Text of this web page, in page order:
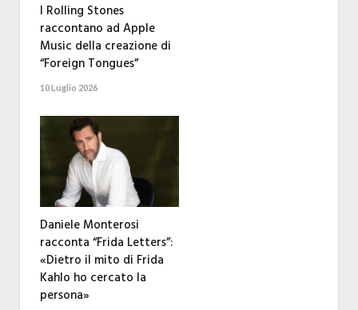
I Rolling Stones
raccontano ad Apple
Music della creazione di
“Foreign Tongues”
10 Luglio 2026
Daniele Monterosi
racconta “Frida Letters”:
«Dietro il mito di Frida
Kahlo ho cercato la
persona»